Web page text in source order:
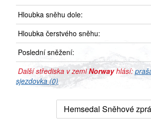
Hloubka sněhu dole:
Hloubka čerstvého sněhu:
Poslední sněžení:
Další střediska v zemiNorwayhlásí:
sjezdovka (0)
Hemsedal Sněhové